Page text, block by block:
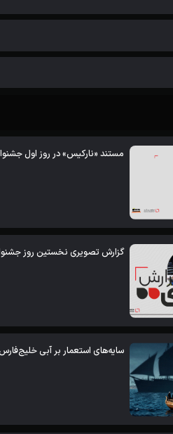
مستند «نارکیس» در روز اول
گزارش تصویری نخستین روز
سایه‌های استعمار بر آبی